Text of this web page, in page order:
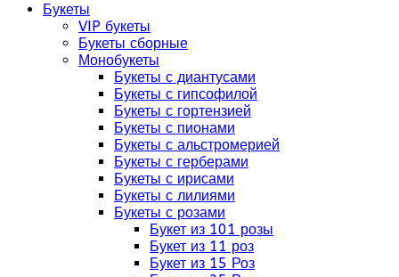
Букеты
VIP букеты
Букеты сборные
Монобукеты
Букеты с диантусами
Букеты с гипсофилой
Букеты с гортензией
Букеты с пионами
Букеты с альстромерией
Букеты с герберами
Букеты с ирисами
Букеты с лилиями
Букеты с розами
Букет из 101 розы
Букет из 11 роз
Букет из 15 Роз